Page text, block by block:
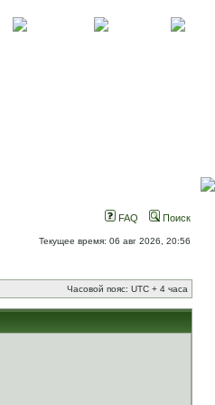
FAQ Поиск
Текущее время: 06 авг 2026, 20:56
Часовой пояс: UTC + 4 часа